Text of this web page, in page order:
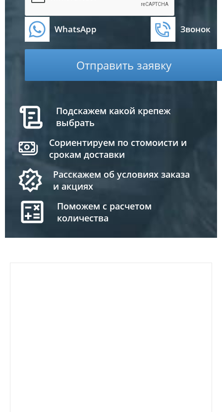
WhatsApp Звонок
Отправить заявку
Подскажем какой крепеж
выбрать
Сориентируем по стомоисти и
срокам доставки
Расскажем об условиях заказа
и акциях
Поможем с расчетом
количества